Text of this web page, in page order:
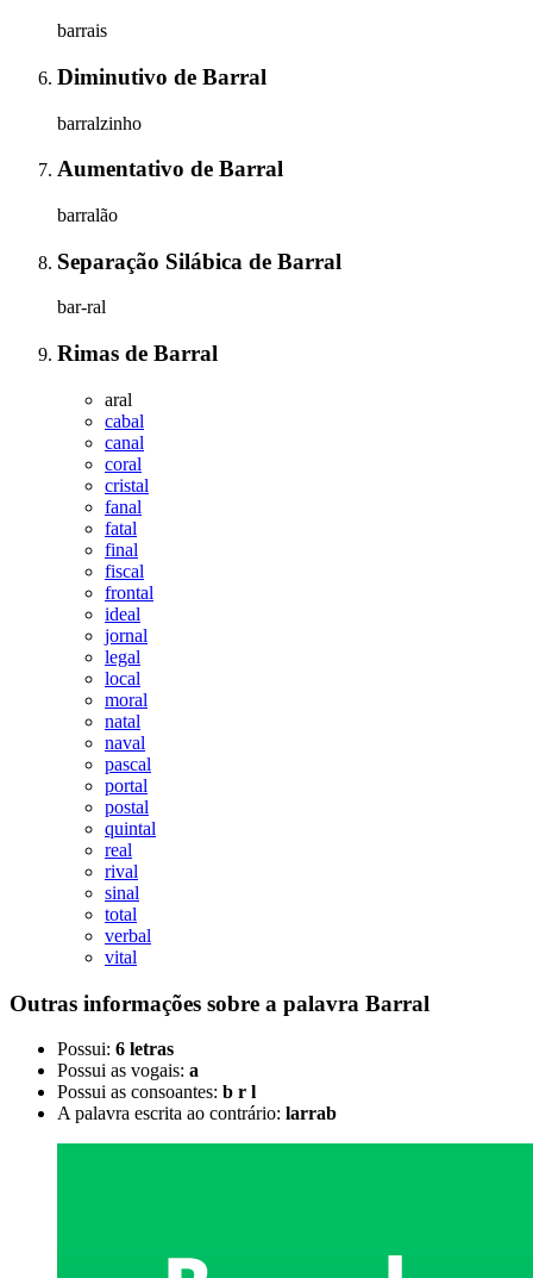
barrais
Diminutivo de Barral
barralzinho
Aumentativo de Barral
barralão
Separação Silábica de Barral
bar-ral
Rimas de Barral
aral
cabal
canal
coral
cristal
fanal
fatal
final
fiscal
frontal
ideal
jornal
legal
local
moral
natal
naval
pascal
portal
postal
quintal
real
rival
sinal
total
verbal
vital
Outras informações sobre a palavra Barral
Possui: 6 letras
Possui as vogais: a
Possui as consoantes: b r l
A palavra escrita ao contrário: larrab